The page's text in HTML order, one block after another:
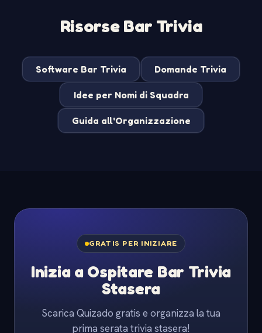
Risorse Bar Trivia
Software Bar Trivia Domande Trivia
Idee per Nomi di Squadra
Guida all'Organizzazione
GRATIS PER INIZIARE
Inizia a Ospitare Bar Trivia
Stasera
Scarica Quizado gratis e organizza la tua
prima serata trivia stasera!